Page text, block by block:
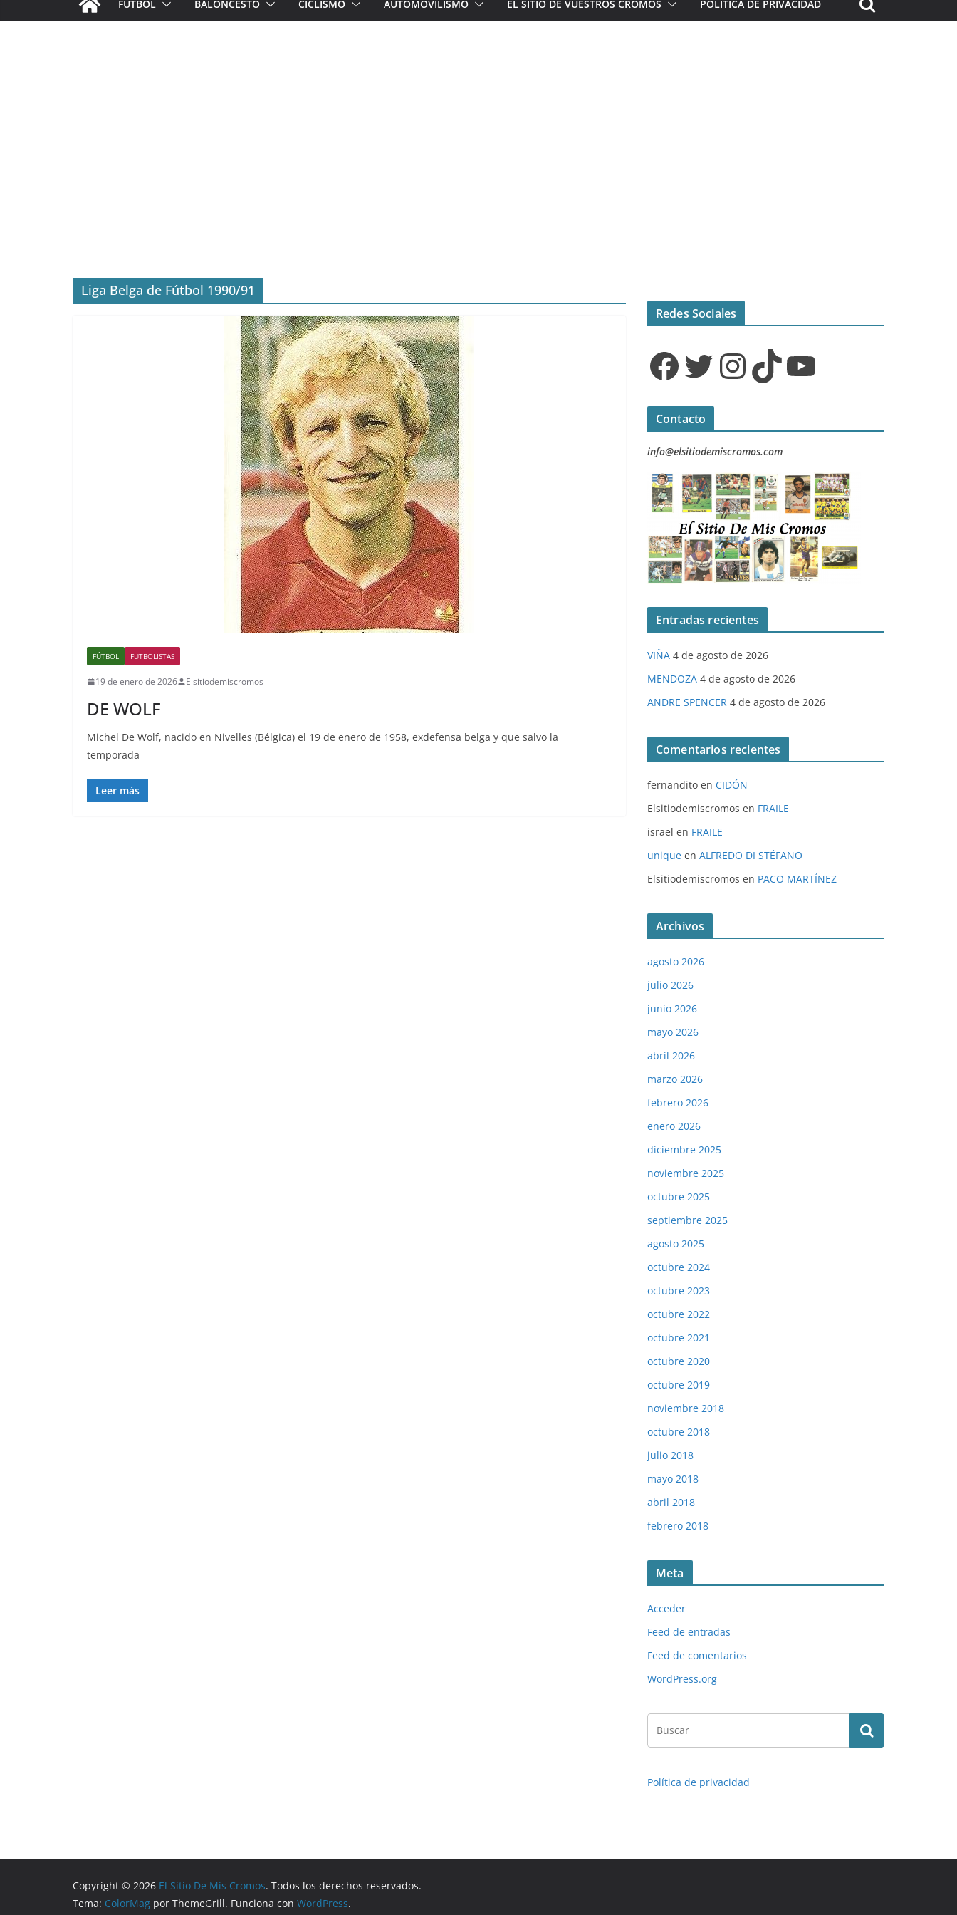
FÚTBOL BALONCESTO CICLISMO AUTOMOVILISMO EL SITIO DE VUESTROS CROMOS POLÍTICA DE PRIVACIDAD
Liga Belga de Fútbol 1990/91
FÚTBOL FUTBOLISTAS
19 de enero de 2026 Elsitiodemiscromos
DE WOLF
Michel De Wolf, nacido en Nivelles (Bélgica) el 19 de enero de 1958, exdefensa belga y que salvo la
temporada
Leer más
Redes Sociales
Facebook Twitter InstagramTikTok YouTube
Contacto
info@elsitiodemiscromos.com
Entradas recientes
VIÑA 4 de agosto de 2026
MENDOZA 4 de agosto de 2026
ANDRE SPENCER 4 de agosto de 2026
Comentarios recientes
fernandito en CIDÓN
Elsitiodemiscromos en FRAILE
israel en FRAILE
unique en ALFREDO DI STÉFANO
Elsitiodemiscromos en PACO MARTÍNEZ
Archivos
agosto 2026
julio 2026
junio 2026
mayo 2026
abril 2026
marzo 2026
febrero 2026
enero 2026
diciembre 2025
noviembre 2025
octubre 2025
septiembre 2025
agosto 2025
octubre 2024
octubre 2023
octubre 2022
octubre 2021
octubre 2020
octubre 2019
noviembre 2018
octubre 2018
julio 2018
mayo 2018
abril 2018
febrero 2018
Meta
Acceder
Feed de entradas
Feed de comentarios
WordPress.org
Política de privacidad
Copyright © 2026 El Sitio De Mis Cromos. Todos los derechos reservados.
Tema: ColorMag por ThemeGrill. Funciona con WordPress.